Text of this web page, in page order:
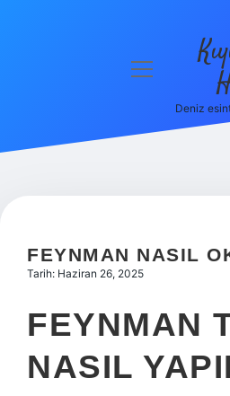
Hakkımızda
menüyü
Deniz
FEYNMAN NASIL
Tarih: Haziran 26, 2025
FEYNMAN
NASIL